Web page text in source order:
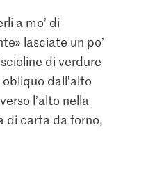
a mo’ di
lasciate un po’
di verdure
dall’alto
l’alto nella
di carta da forno,